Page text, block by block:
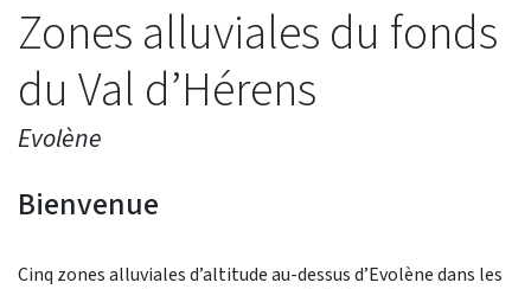
Zones alluviales du fonds
du Val d’Hérens
Evolène
Bienvenue
Cinq zones alluviales d’altitude au-dessus d’Evolène dans les